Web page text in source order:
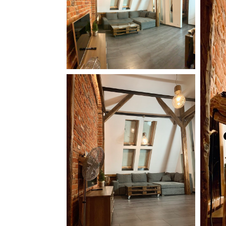
papier toaletowy
aneks kuchenny
lodówka
kuchnia
czajnik elektryczny
przybory kuchenne
płyta kuchenna
ręczniki
pościel
dojście na wyższe piętra tylko schodami
apartament mieści się na III pietrze
system alarmowy